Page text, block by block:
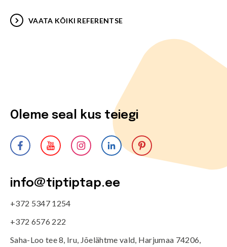
VAATA KÕIKI REFERENTSE
Oleme seal kus teiegi
info@tiptiptap.ee
+372 5347 1254
+372 6576 222
Saha-Loo tee 8, Iru, Jõelähtme vald, Harjumaa 74206,